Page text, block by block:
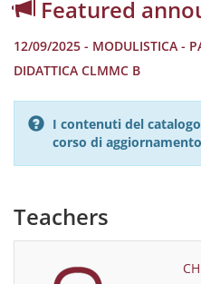
Featured
12/09/2025 - MODULISTICA -
DIDATTICA CLMMC B
I contenuti del
corso di aggiornamento
Teachers